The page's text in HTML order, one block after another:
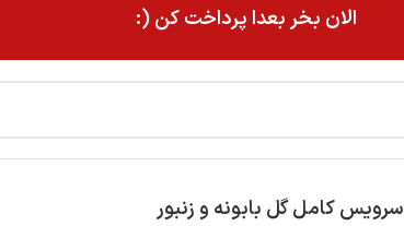
الان بخر بعدا پرداخت کن (:
سرویس کامل گل بابونه و زنبور